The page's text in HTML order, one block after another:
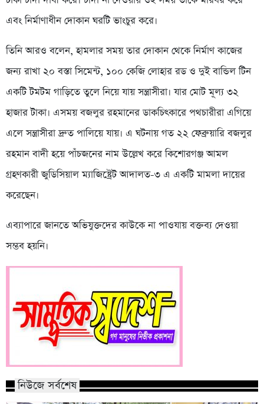
এবং নির্মাণাধীন দোকান ঘরটি ভাংচুর করে।
তিনি আরও বলেন, হামলার সময় তার দোকান থেকে নির্মাণ কাজের
জন্য রাখা ২০ বস্তা সিমেন্ট, ১০০ কেজি লোহার রড ও দুই বান্ডিল টিন
একটি টমটম গাড়িতে তুলে নিয়ে যায় সন্ত্রাসীরা। যার মোট মূল্য ৩২
হাজার টাকা। এসময় বজলুর রহমানের ডাকচিৎকারে পথচারীরা এগিয়ে
এলে সন্ত্রাসীরা দ্রুত পালিয়ে যায়। এ ঘটনায় গত ২২ ফেব্রুয়ারি বজলুর
রহমান বাদী হয়ে পাঁচজনের নাম উল্লেখ করে কিশোরগঞ্জ আমল
গ্রহণকারী জুডিসিয়াল ম্যাজিষ্ট্রেট আদালত-৩ এ একটি মামলা দায়ের
করেছেন।
এব্যাপারে জানতে অভিযুক্তদের কাউকে না পাওযায় বক্তব্য দেওয়া
সম্ভব হয়নি।
নিউজে সর্বশেষ